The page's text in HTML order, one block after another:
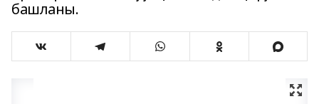
башланы.